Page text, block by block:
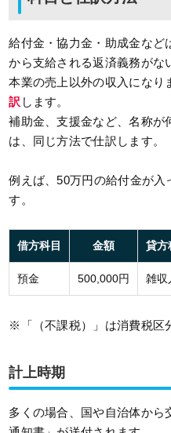
給付金・協力金・助成金など
から支給される返済義務がな
本業の売上以外の収入になり
訳 します。
補助金、支援金など、名称が
は、同じ方法で仕訳します。
例えば、50万円の給付金が入
す。
借方科目 金額 貸方
預金 500,000円 雑収
※「（不課税）」は消費税区
計上時期
多くの場合、国や自治体から